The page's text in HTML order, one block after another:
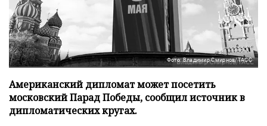
Фото: Владимир Смирнов/ТАСС
Американский дипломат может посетить
московский Парад Победы, сообщил источник в
дипломатических кругах.